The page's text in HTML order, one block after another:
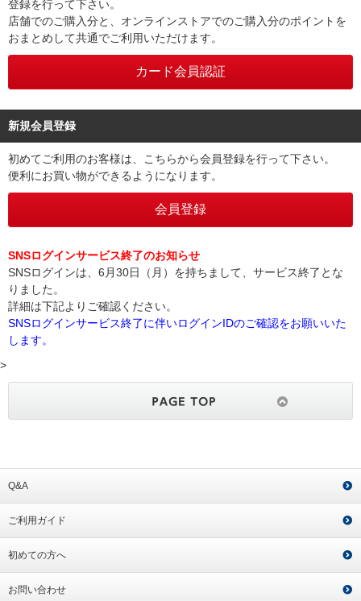
登録を行って下さい。
店舗でのご購入分と、オンラインストアでのご購入分のポイントを
おまとめして共通でご利用いただけます。
新規会員登録
初めてご利用のお客様は、こちらから会員登録を行って下さい。
便利にお買い物ができるようになります。
SNSログインサービス終了のお知らせ
SNSログインは、6月30日（月）を持ちまして、サービス終了とな
りました。
詳細は下記よりご確認ください。
SNSログインサービス終了に伴いログインIDのご確認をお願いいた
します。
>
Q&A
ご利用ガイド
初めての方へ
お問い合わせ